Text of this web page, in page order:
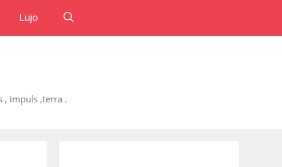
Lujo
, impuls ,terra .